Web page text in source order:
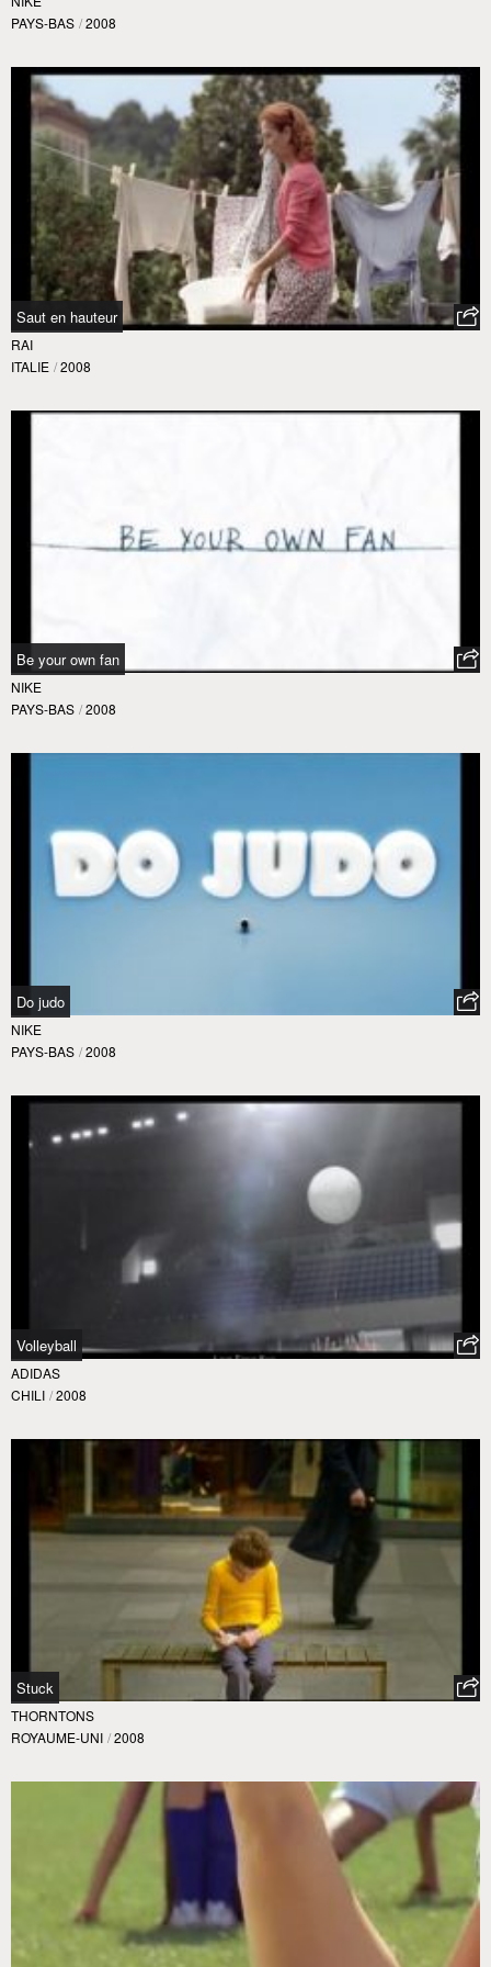
PAYS-BAS / 2008
Saut en hauteur
RAI
ITALIE / 2008
Be your own fan
NIKE
PAYS-BAS / 2008
Do judo
NIKE
PAYS-BAS / 2008
Volleyball
ADIDAS
CHILI / 2008
Stuck
THORNTONS
ROYAUME-UNI / 2008